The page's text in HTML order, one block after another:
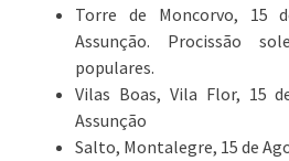
Torre de Moncorvo, 15
Assunção. Procissão
populares.
Vilas Boas, Vila Flor, 15
Assunção
Salto, Montalegre, 15 de